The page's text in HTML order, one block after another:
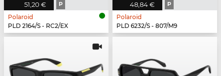
51,20 € P
Polaroid
PLD 2164/S - RC2/EX
48,84 € P
Polaroid
PLD 6232/S - 807/M9